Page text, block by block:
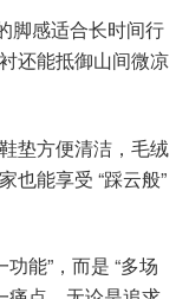
脚感适合长时间行
还能抵御山间微凉
垫方便清洁，毛绒
也能享受 “踩云般”
能”，而是 “多场